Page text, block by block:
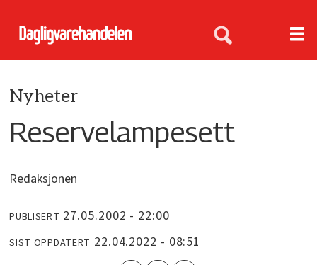
Nyheter
Reservelampesett
Redaksjonen
PUBLISERT 27.05.2002 - 22:00
SIST OPPDATERT 22.04.2022 - 08:51